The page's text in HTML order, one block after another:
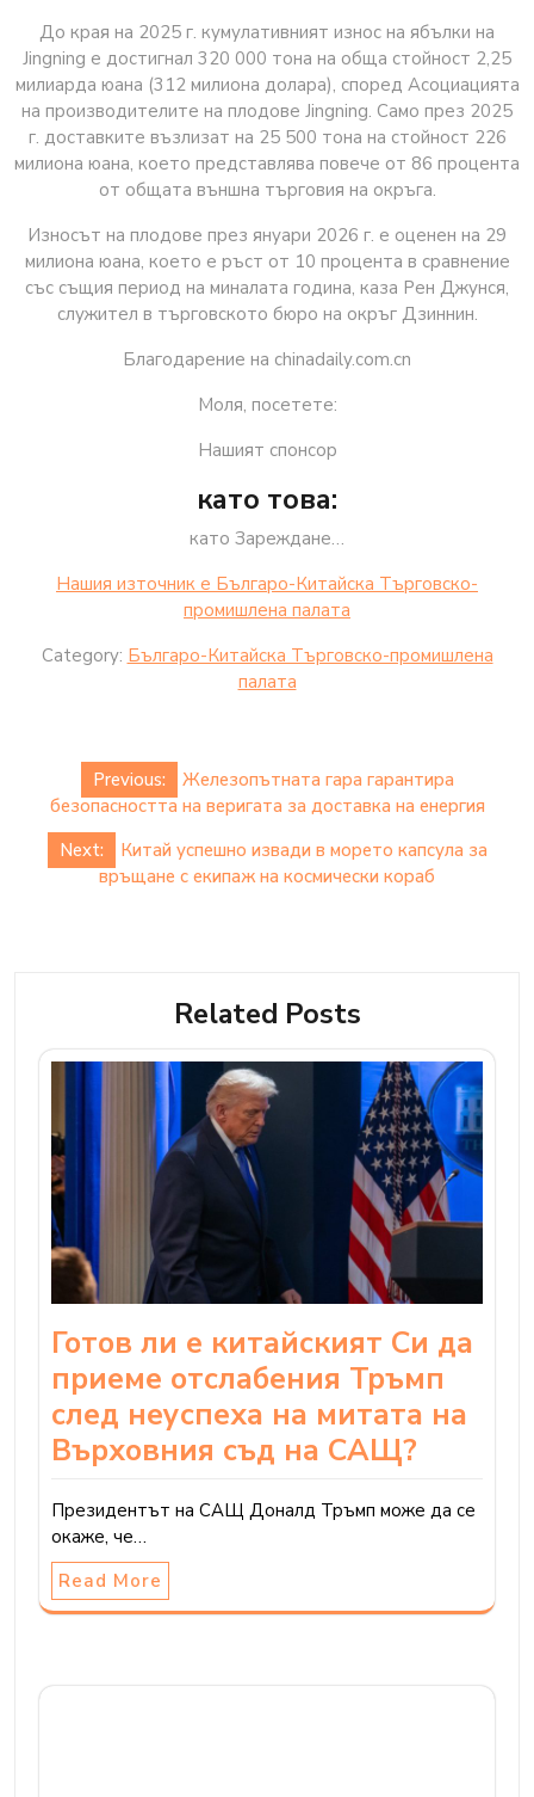
До края на 2025 г. кумулативният износ на ябълки на
Jingning е достигнал 320 000 тона на обща стойност 2,25
милиарда юана (312 милиона долара), според Асоциацията
на производителите на плодове Jingning. Само през 2025
г. доставките възлизат на 25 500 тона на стойност 226
милиона юана, което представлява повече от 86 процента
от общата външна търговия на окръга.
Износът на плодове през януари 2026 г. е оценен на 29
милиона юана, което е ръст от 10 процента в сравнение
със същия период на миналата година, каза Рен Джунся,
служител в търговското бюро на окръг Дзиннин.
Благодарение на chinadaily.com.cn
Моля, посетете:
Нашият спонсор
като това:
като Зареждане…
Нашия източник е Българо-Китайска Търговско-
промишлена палaта
Category: Българо-Китайска Търговско-промишлена
палaта
navigation
Previous:
Железопътната гара гарантира
безопасността на веригата за доставка на енергия
Next:
Китай успешно извади в морето капсула за
връщане с екипаж на космически кораб
Related Posts
Готов ли е китайският Си да
приеме отслабения Тръмп
след неуспеха на митата на
Върховния съд на САЩ?
Президентът на САЩ Доналд Тръмп може да се
окаже, че…
Read More